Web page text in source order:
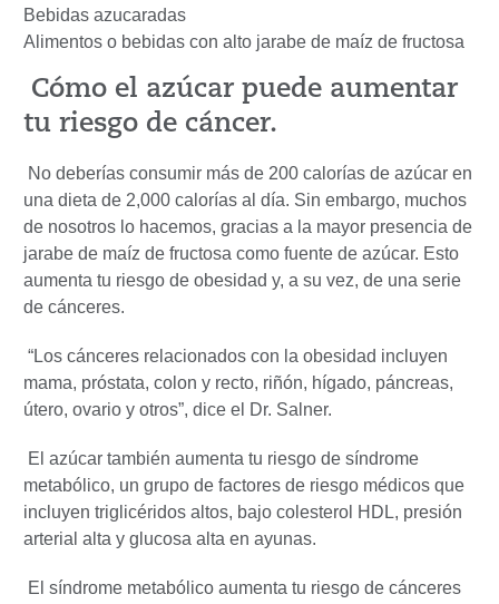
Bebidas azucaradas
Alimentos o bebidas con alto jarabe de maíz de fructosa
Cómo el azúcar puede aumentar
tu riesgo de cáncer.
No deberías consumir más de 200 calorías de azúcar en
una dieta de 2,000 calorías al día. Sin embargo, muchos
de nosotros lo hacemos, gracias a la mayor presencia de
jarabe de maíz de fructosa como fuente de azúcar. Esto
aumenta tu riesgo de obesidad y, a su vez, de una serie
de cánceres.
“Los cánceres relacionados con la obesidad incluyen
mama, próstata, colon y recto, riñón, hígado, páncreas,
útero, ovario y otros”, dice el Dr. Salner.
El azúcar también aumenta tu riesgo de síndrome
metabólico, un grupo de factores de riesgo médicos que
incluyen triglicéridos altos, bajo colesterol HDL, presión
arterial alta y glucosa alta en ayunas.
El síndrome metabólico aumenta tu riesgo de cánceres